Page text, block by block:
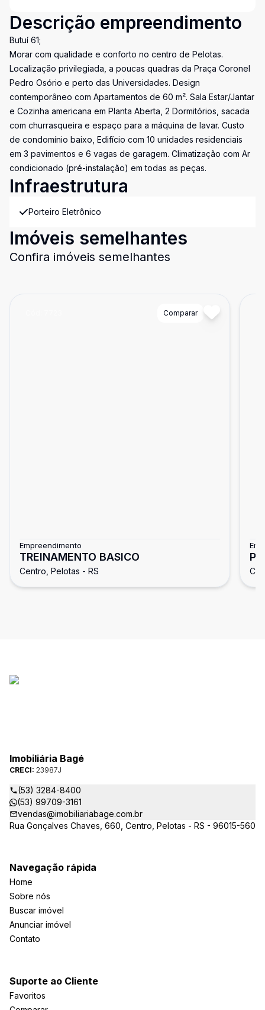
Descrição empreendimento
Butuí 61;
Morar com qualidade e conforto no centro de Pelotas.
Localização privilegiada, a poucas quadras da Praça Coronel
Pedro Osório e perto das Universidades. Design
contemporâneo com Apartamentos de 60 m². Sala Estar/Jantar
e Cozinha americana em Planta Aberta, 2 Dormitórios, sacada
com churrasqueira e espaço para a máquina de lavar. Custo
de condomínio baixo, Edifício com 10 unidades residenciais
em 3 pavimentos e 6 vagas de garagem. Climatização com Ar
condicionado (pré-instalação) em todas as peças.
Infraestrutura
Porteiro Eletrônico
Imóveis semelhantes
Confira imóveis semelhantes
Comparar
Empreendimento
TREINAMENTO BASICO
Centro, Pelotas - RS
Imobiliária Bagé
CRECI: 23987J
(53) 3284-8400
(53) 99709-3161
vendas@imobiliariabage.com.br
Rua Gonçalves Chaves, 660, Centro, Pelotas - RS - 96015-560
Navegação rápida
Home
Sobre nós
Buscar imóvel
Anunciar imóvel
Contato
Suporte ao Cliente
Favoritos